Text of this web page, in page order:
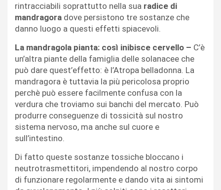
rintracciabili soprattutto nella sua radice di
mandragora dove persistono tre sostanze che
danno luogo a questi effetti spiacevoli.
La mandragola pianta: così inibisce cervello – C’è
un’altra piante della famiglia delle solanacee che
può dare quest’effetto: è l’Atropa belladonna. La
mandragora è tuttavia la più pericolosa proprio
perchè può essere facilmente confusa con la
verdura che troviamo sui banchi del mercato. Può
produrre conseguenze di tossicità sul nostro
sistema nervoso, ma anche sul cuore e
sull’intestino.
Di fatto queste sostanze tossiche bloccano i
neutrotrasmettitori, impendendo al nostro corpo
di funzionare regolarmente e dando vita ai sintomi